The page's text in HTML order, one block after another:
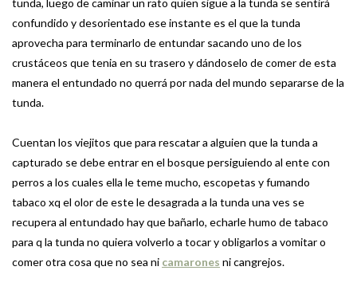
tunda, luego de caminar un rato quien sigue a la tunda se sentirá
confundido y desorientado ese instante es el que la tunda
aprovecha para terminarlo de entundar sacando uno de los
crustáceos que tenia en su trasero y dándoselo de comer de esta
manera el entundado no querrá por nada del mundo separarse de la
tunda.
Cuentan los viejitos que para rescatar a alguien que la tunda a
capturado se debe entrar en el bosque persiguiendo al ente con
perros a los cuales ella le teme mucho, escopetas y fumando
tabaco xq el olor de este le desagrada a la tunda una ves se
recupera al entundado hay que bañarlo, echarle humo de tabaco
para q la tunda no quiera volverlo a tocar y obligarlos a vomitar o
comer otra cosa que no sea ni camarones ni cangrejos.